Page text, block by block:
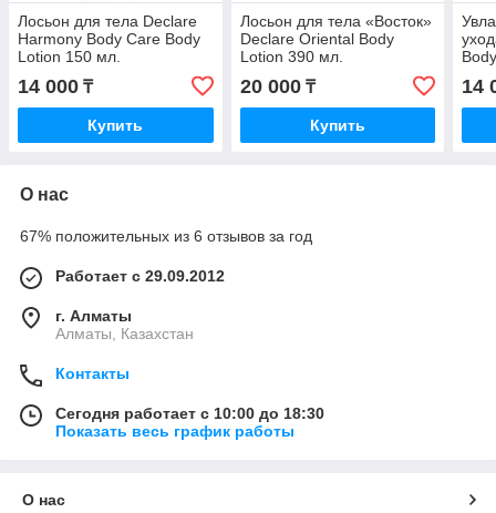
Лосьон для тела Declare
Harmony Body Care Body
Lotion 150 мл.
14 000 ₸
Купить
Лосьон для тела «Восток»
Declare Oriental Body
Lotion 390 мл.
20 000₸
Купить
14
О нас
67% положительных из 6 отзывов за год
Работает с 29.09.2012
г. Алматы
Алматы, Казахстан
Контакты
Сегодня работает с 10:00 до 18:30
Показать весь график работы
О нас